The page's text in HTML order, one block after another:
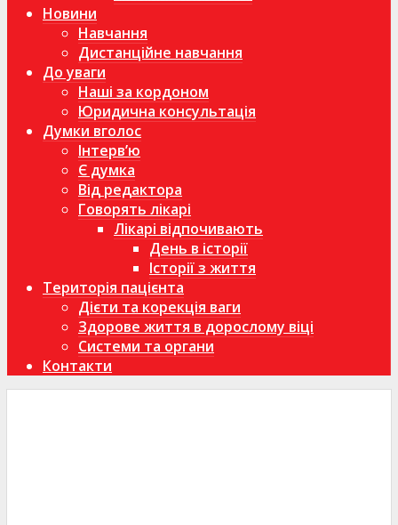
Новини
Навчання
Дистанційне навчання
До уваги
Наші за кордоном
Юридична консультація
Думки вголос
Інтерв’ю
Є думка
Від редактора
Говорять лікарі
Лікарі відпочивають
День в історії
Історії з життя
Територія пацієнта
Дієти та корекція ваги
Здорове життя в дорослому віці
Системи та органи
Контакти